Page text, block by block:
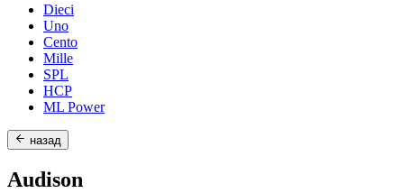
Dieci
Uno
Cento
Mille
SPL
HCP
ML Power
назад
Audison